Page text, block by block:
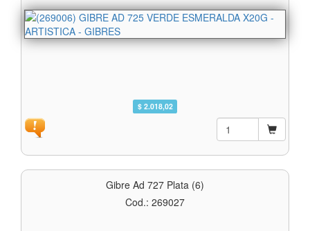
$ 2.018,02
Gibre Ad 727 Plata (6)
Cod.: 269027